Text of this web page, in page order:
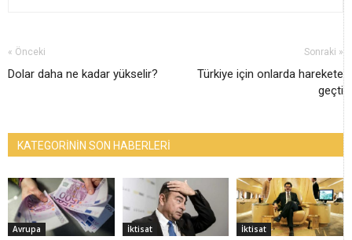
« Önceki
Dolar daha ne kadar yükselir?
Sonraki »
Türkiye için onlarda harekete
geçti
KATEGORİNİN SON HABERLERİ
Avrupa İktisat İktisat